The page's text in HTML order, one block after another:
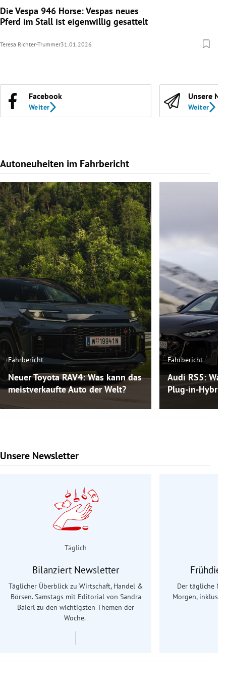
Die Vespa 946 Horse: Vespas neues
Pferd im Stall ist eigenwillig gesattelt
Teresa Richter-Trummer31.01.2026
Facebook
Weiter
Unsere
Weiter
Autoneuheiten im Fahrbericht
Slide 1 von 7
Fahrbericht
Neuer Toyota RAV4: Was kann das
meistverkaufte Auto der Welt?
Fahrbericht
Audi RS5:
Plug-in-
Unsere Newsletter
Slide 1 von 9
Täglich
Bilanziert Newsletter
Täglicher Überblick zu Wirtschaft, Handel &
Börsen. Samstags mit Editorial von Sandra
Baierl zu den wichtigsten Themen der
Woche.
Der tägliche
Morgen,